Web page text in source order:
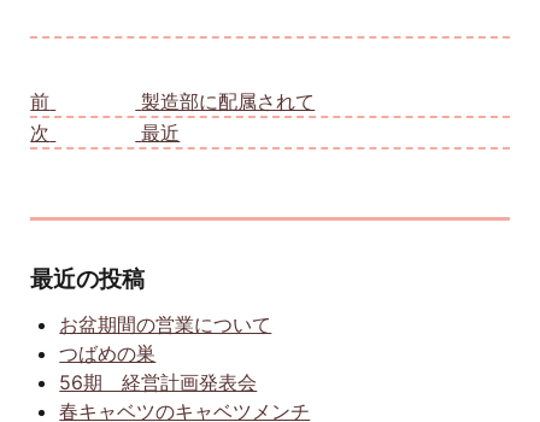
前
製造部に配属されて
次
最近
最近の投稿
お盆期間の営業について
つばめの巣
56期 経営計画発表会
春キャベツのキャベツメンチ